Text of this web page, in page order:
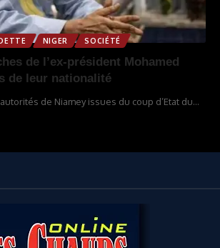
NIGER SOCIÉTÉ
de l’ex-président Mohamed
de leur nationalité
de Niamey issues du coup d’Etat du…